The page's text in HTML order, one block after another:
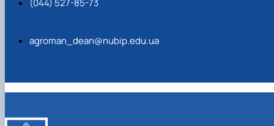
(044) 527-85-73
agroman_dean@nubip.edu.ua